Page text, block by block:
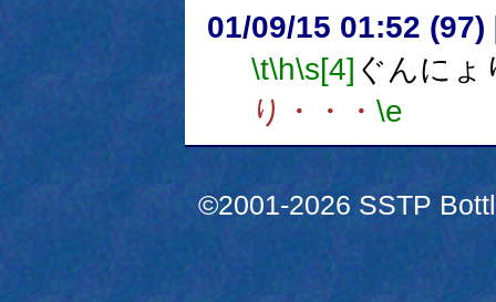
01/09/15 01:52 (97)
\t\h\s[4] ぐんにょ
り・・・ \e
©2001-2026 SSTP